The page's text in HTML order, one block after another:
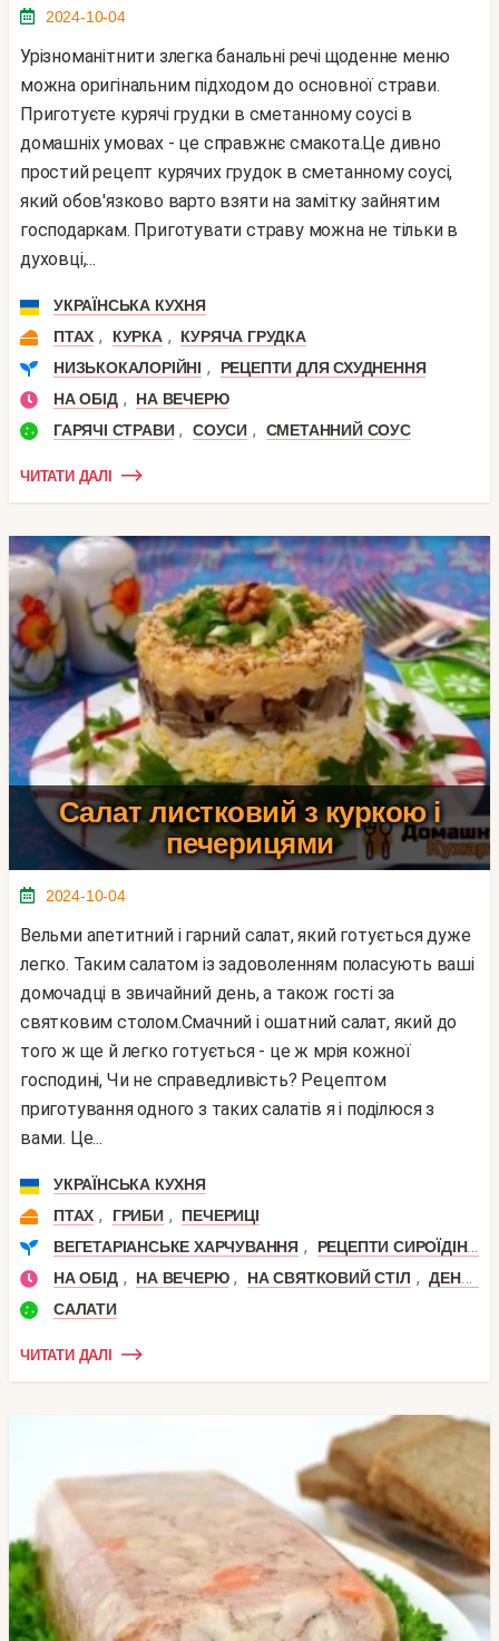
2024-10-04
Урізноманітнити злегка банальні речі щоденне меню
можна оригінальним підходом до основної страви.
Приготуєте курячі грудки в сметанному соусі в
домашніх умовах - це справжнє смакота.Це дивно
простий рецепт курячих грудок в сметанному соусі,
який обов'язково варто взяти на замітку зайнятим
господаркам. Приготувати страву можна не тільки в
духовці,...
УКРАЇНСЬКА КУХНЯ
ПТАХ , КУРКА ,
КУРЯЧА ГРУДКА
НИЗЬКОКАЛОРІЙНІ ,
РЕЦЕПТИ ДЛЯ СХУДНЕННЯ
НА ОБІД ,
НА ВЕЧЕРЮ
ГАРЯЧІ СТРАВИ , СОУСИ , СМЕТАННИЙ СОУС
ЧИТАТИ ДАЛІ
Салат листковий з куркою і
печерицями
2024-10-04
Вельми апетитний і гарний салат, який готується дуже
легко. Таким салатом із задоволенням поласують ваші
домочадці в звичайний день, а також гості за
святковим столом.Смачний і ошатний салат, який до
того ж ще й легко готується - це ж мрія кожної
господині, Чи не справедливість? Рецептом
приготування одного з таких салатів я і поділюся з
вами. Це...
УКРАЇНСЬКА КУХНЯ
ПТАХ , ГРИБИ ,
ПЕЧЕРИЦІ
ВЕГЕТАРІАНСЬКЕ ХАРЧУВАННЯ ,
РЕЦЕПТИ СИРОЇДІННЯ
НА ОБІД , НА ВЕЧЕРЮ , НА СВЯТКОВИЙ СТІЛ , ДЕНЬ НАРОДЖЕННЯ
САЛАТИ
ЧИТАТИ ДАЛІ